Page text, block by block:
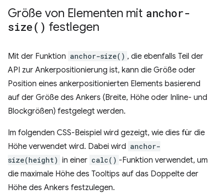
Größe von Elementen mit anchor-
size( ) festlegen
Mit der Funktion anchor-size() , die ebenfalls Teil der
API zur Ankerpositionierung ist, kann die Größe oder
Position eines ankerpositionierten Elements basierend
auf der Größe des Ankers (Breite, Höhe oder Inline- und
Blockgrößen) festgelegt werden.
Im folgenden CSS-Beispiel wird gezeigt, wie dies für die
Höhe verwendet wird. Dabei wird anchor-
size(height) in einer calc() -Funktion verwendet, um
die maximale Höhe des Tooltips auf das Doppelte der
Höhe des Ankers festzulegen.